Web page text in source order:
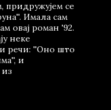
придружујем се
Имала сам
овај роман '92.
неке
и речи: ''Оно што
и